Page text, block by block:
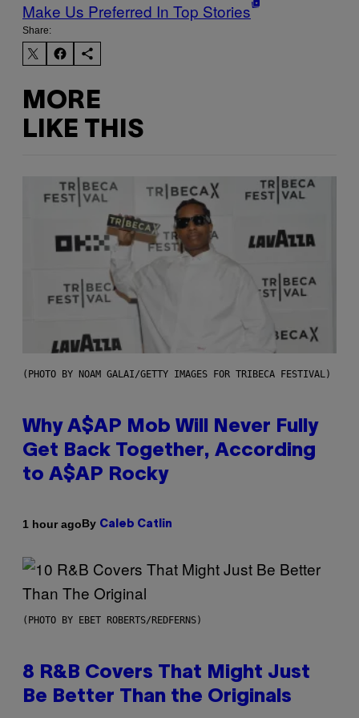
Make Us Preferred In Top Stories
Share:
MORE
LIKE THIS
(PHOTO BY NOAM GALAI/GETTY IMAGES FOR TRIBECA FESTIVAL)
Why A$AP Mob Will Never Fully
Get Back Together, According
to A$AP Rocky
1 hour agoBy Caleb Catlin
(PHOTO BY EBET ROBERTS/REDFERNS)
8 R&B Covers That Might Just
Be Better Than the Originals